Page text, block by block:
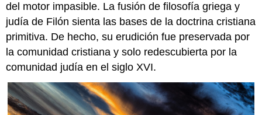
del motor impasible. La fusión de filosofía griega y
judía de Filón sienta las bases de la doctrina cristiana
primitiva. De hecho, su erudición fue preservada por
la comunidad cristiana y solo redescubierta por la
comunidad judía en el siglo XVI.